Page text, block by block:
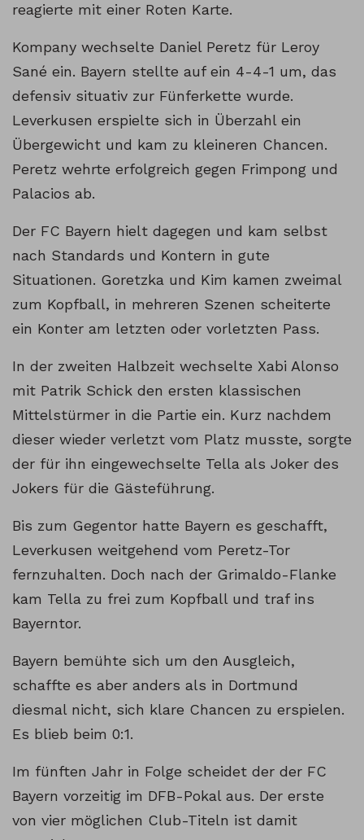
reagierte mit einer Roten Karte.
Kompany wechselte Daniel Peretz für Leroy
Sané ein. Bayern stellte auf ein 4-4-1 um, das
defensiv situativ zur Fünferkette wurde.
Leverkusen erspielte sich in Überzahl ein
Übergewicht und kam zu kleineren Chancen.
Peretz wehrte erfolgreich gegen Frimpong und
Palacios ab.
Der FC Bayern hielt dagegen und kam selbst
nach Standards und Kontern in gute
Situationen. Goretzka und Kim kamen zweimal
zum Kopfball, in mehreren Szenen scheiterte
ein Konter am letzten oder vorletzten Pass.
In der zweiten Halbzeit wechselte Xabi Alonso
mit Patrik Schick den ersten klassischen
Mittelstürmer in die Partie ein. Kurz nachdem
dieser wieder verletzt vom Platz musste, sorgte
der für ihn eingewechselte Tella als Joker des
Jokers für die Gästeführung.
Bis zum Gegentor hatte Bayern es geschafft,
Leverkusen weitgehend vom Peretz-Tor
fernzuhalten. Doch nach der Grimaldo-Flanke
kam Tella zu frei zum Kopfball und traf ins
Bayerntor.
Bayern bemühte sich um den Ausgleich,
schaffte es aber anders als in Dortmund
diesmal nicht, sich klare Chancen zu erspielen.
Es blieb beim 0:1.
Im fünften Jahr in Folge scheidet der der FC
Bayern vorzeitig im DFB-Pokal aus. Der erste
von vier möglichen Club-Titeln ist damit